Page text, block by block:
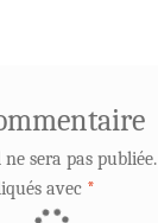
sera pas publiée.
avec *